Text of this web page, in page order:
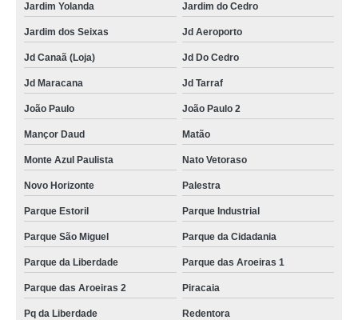
Jardim Yolanda Jardim do Cedro
Jardim dos Seixas Jd Aeroporto
Jd Canaã (Loja) Jd Do Cedro
Jd Maracana Jd Tarraf
João Paulo João Paulo 2
Mançor Daud Matão
Monte Azul Paulista Nato Vetoraso
Novo Horizonte Palestra
Parque Estoril Parque Industrial
Parque São Miguel Parque da Cidadania
Parque da Liberdade Parque das Aroeiras 1
Parque das Aroeiras 2 Piracaia
Pq da Liberdade Redentora